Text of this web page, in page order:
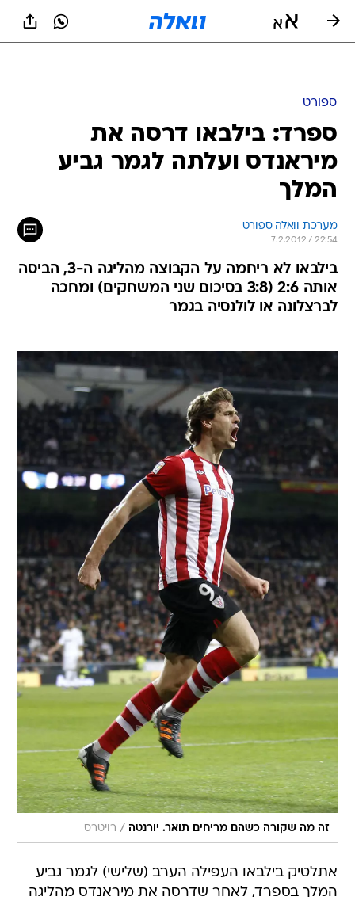
ספורט
ספרד: בילבאו דרסה את
מיראנדס ועלתה לגמר גביע
המלך
מערכת וואלה ספורט
7.2.2012 / 22:54
בילבאו לא ריחמה על הקבוצה מהליגה ה-3, הביסה
אותה 2:6 (3:8 בסיכום שני המשחקים) ומחכה
לברצלונה או לולנסיה בגמר
זה מה שקורה כשהם מריחים תואר. יורנטה / רויטרס
אתלטיק בילבאו העפילה הערב (שלישי) לגמר גביע
המלך בספרד, לאחר שדרסה את מיראנדס מהליגה